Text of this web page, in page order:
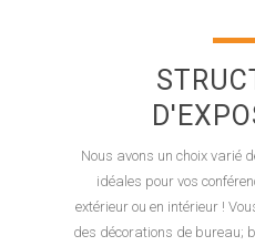
Nous avons un choix varié
idéales pour vos
extérieur ou en intérieur !
des décorations de bureau;